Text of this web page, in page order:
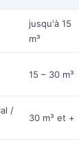
jusqu'à 15
m³
15 – 30 m³
/
30 m³ et +